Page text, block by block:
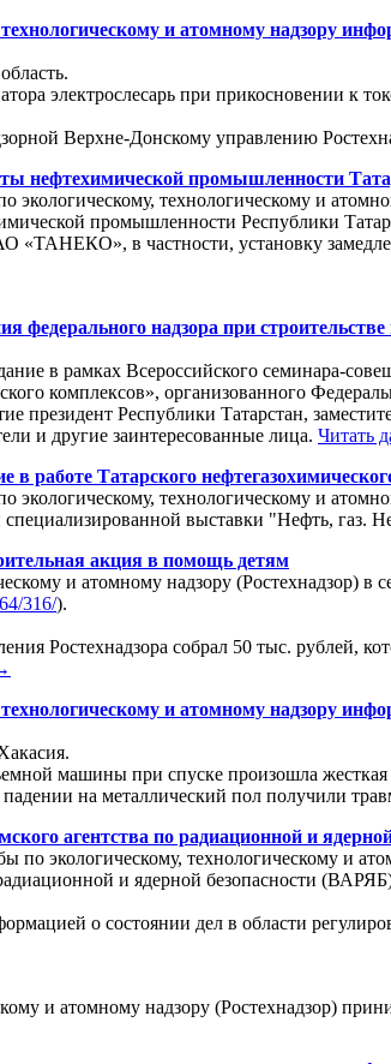
и атомному надзору
электрослесарь при прикосновении к
Верхне-Донскому управлению
нефтехимической промышленности
технологическому и
промышленности Республики
в частности, установку
надзора при
в рамках Всероссийского семинара-
комплексов», организованного
президент Республики Татарстан,
и другие заинтересованные лица. Читать
в работе Татарского
технологическому и
выставки "Нефть, газ.
акция в помощь детям
и атомному надзору (Ростехнадзор) в
316/).
Ростехнадзора собрал 50 тыс. рублей,
и атомному надзору
машины при спуске произошла
на металлический пол получили
агентства по радиационной и
по экологическому, технологическому и
и ядерной безопасности
о состоянии дел в области
и атомному надзору (Ростехнадзор)